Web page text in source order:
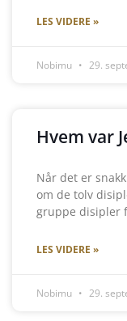
LES VIDERE »
Nobimu 29.
Hvem var
Når det er
om de tolv
gruppe disipler
LES VIDERE »
Nobimu 29.